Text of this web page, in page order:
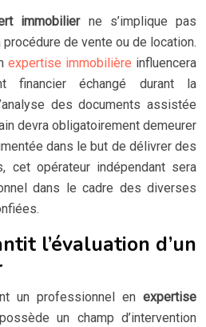
immobilierne s’implique pas
de vente ou de location.
expertise immobilière influencera
financier échangé durant la
des documents assistée
devra obligatoirement demeurer
dans le but de délivrer des
cet opérateur indépendant sera
dans le cadre des diverses
l’évaluation d’un
un professionnel en expertise
un champ d’intervention